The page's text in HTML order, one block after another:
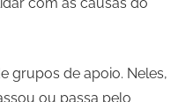
grupos de apoio. Neles,
ou passa pelo